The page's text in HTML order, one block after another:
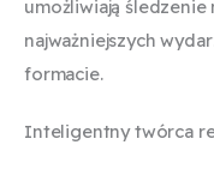
umożliwiają
najważniejszych
formacie.
Inteligentny twórca